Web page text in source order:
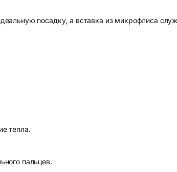
посадку, а вставка из микрофлиса
тепла.
пальцев.